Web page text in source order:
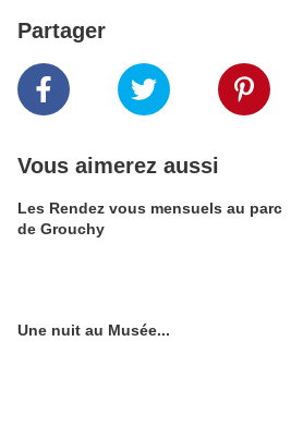
Partager
Vous aimerez aussi
Les Rendez vous mensuels au parc
de Grouchy
Une nuit au Musée...